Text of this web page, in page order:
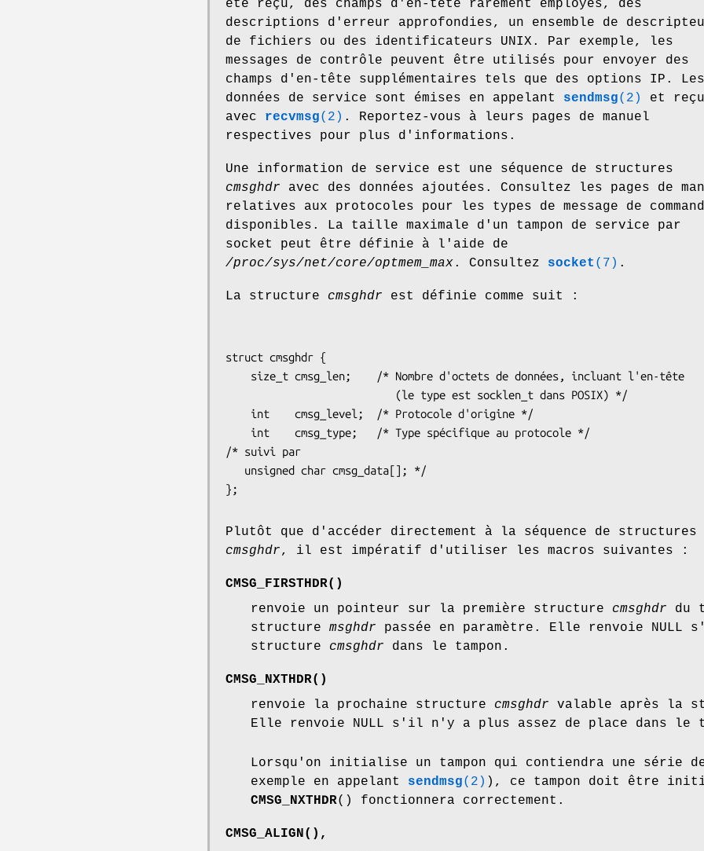
été reçu, des champs d'en-tête rarement employés, des
descriptions d'erreur approfondies, un ensemble de
de fichiers ou des identificateurs UNIX. Par exemple, les
messages de contrôle peuvent être utilisés pour envoyer des
champs d'en-tête supplémentaires tels que des options IP. Les
données de service sont émises en appelant sendmsg(2)
et
avec recvmsg(2) . Reportez-vous à leurs pages de manuel
respectives pour plus d'informations.
Une information de service est une séquence de structures
cmsghdr avec des données ajoutées. Consultez les pages de
relatives aux protocoles pour les types de message de
disponibles. La taille maximale d'un tampon de service par
socket peut être définie à l'aide de
/proc/sys/net/core/optmem_max. Consultez socket (7) .
La structure cmsghdr est définie comme suit :
struct cmsghdr {
/* suivi par
Plutôt que d'accéder directement à la séquence de structures
cmsghdr, il est impératif d'utiliser les macros suivantes :
CMSG_FIRSTHDR()
renvoie un pointeur sur la première structure cmsghdr du
structure msghdr passée en paramètre. Elle renvoie
structure cmsghdr dans le tampon.
CMSG_NXTHDR()
renvoie la prochaine structure cmsghdr valable après la
Elle renvoie NULL s'il n'y a plus assez de place dans le
Lorsqu'on initialise un tampon qui contiendra une série
exemple en appelant sendmsg(2) ), ce tampon doit être
CMSG_NXTHDR() fonctionnera correctement.
CMSG_ALIGN(),